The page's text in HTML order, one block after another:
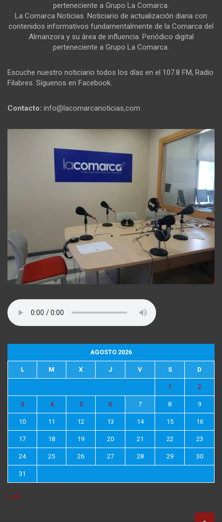
perteneciente a Grupo La Comarca.
La Comarca Noticias. Noticiario de actualización diaria con
contenidos informativos fundamentalmente de la Comarca del
Almanzora y su área de influencia. Periódico digital
perteneciente a Grupo La Comarca.
Escuche nuestro noticiario todos los días en el 107.8 FM, Radio
Filabres. Síguenos en Facebook.
Contacto: info@lacomarcanoticias,com
AGOSTO 2026
L M X J V S D
1 2
3 4 5 6 7 8 9
10 11 12 13 14 15 16
17 18 19 20 21 22 23
24 25 26 27 28 29 30
31
« Jul